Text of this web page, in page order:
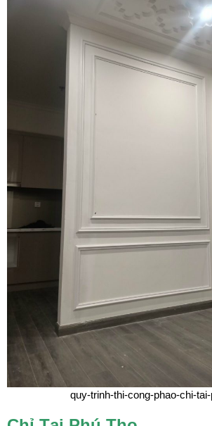
quy-trinh-thi-cong-phao-chi-